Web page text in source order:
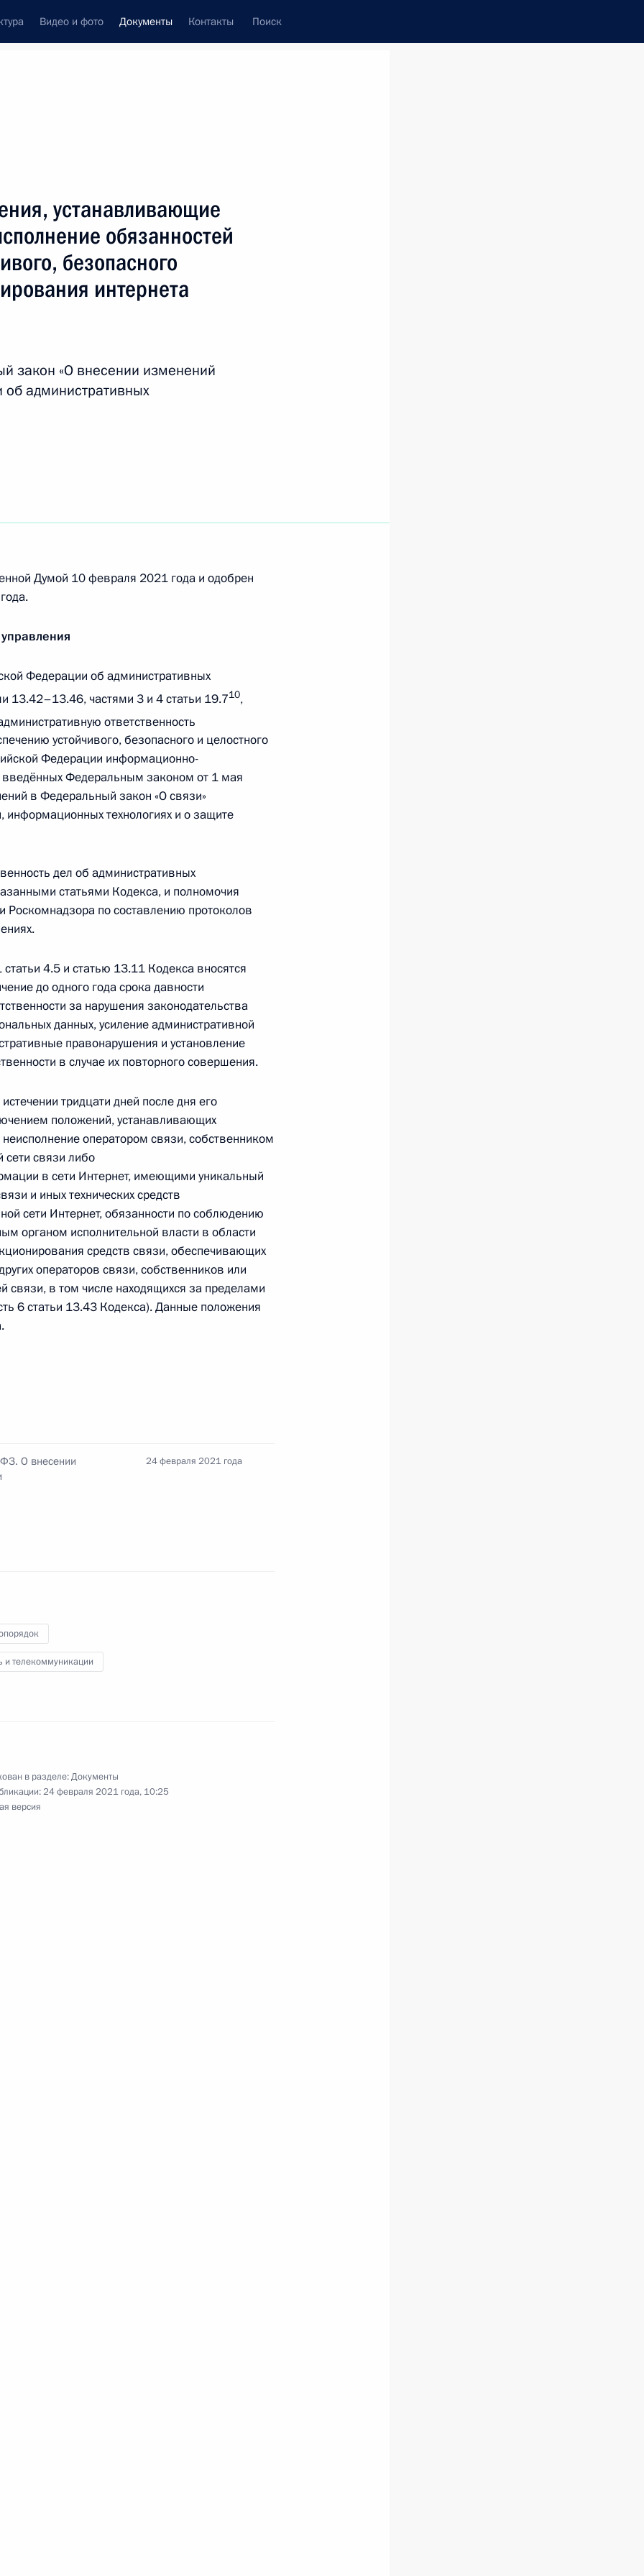
Видео и фото Документы Контакты Поиск
уточняющие сроки хранения документов
услуг
иностранного инвестирования
раскрывать информацию о состоянии
ответственности за невыполнение условий
штрафы за предвыборную агитацию
где её проведение запрещено
или значительного риска
внесены изменения
продлевающие льготы на выбор времени
семьями
Гражданского кодекса, касающиеся
из МРОТ
в российско-мальтийскую
Управления по межрегиональным
странами
в части формирования сведений
виде
устанавливающие
обязанностей
безопасного
интернета
закон «О внесении изменений
административных
Думой 10 февраля 2021 года и одобрен
Федерации об административных
13.42–13.46, частями 3 и 4 статьи 19.710,
ответственность
устойчивого, безопасного и целостного
Федерации информационно-
введённых Федеральным законом от 1 мая
в Федеральный закон «О связи»
технологиях и о защите
дел об административных
статьями Кодекса, и полномочия
по составлению протоколов
4.5 и статью 13.11 Кодекса вносятся
до одного года срока давности
за нарушения законодательства
данных, усиление административной
правонарушения и установление
в случае их повторного совершения.
тридцати дней после дня его
положений, устанавливающих
оператором связи, собственником
сети связи либо
в сети Интернет, имеющими уникальный
и иных технических средств
сети Интернет, обязанности по соблюдению
органом исполнительной власти в области
средств связи, обеспечивающих
операторов связи, собственников или
связи, в том числе находящихся за пределами
6 статьи 13.43 Кодекса). Данные положения
О внесении
24 февраля 2021 года
и телекоммуникации
в разделе:Документы
24 февраля 2021 года, 10:25
версия